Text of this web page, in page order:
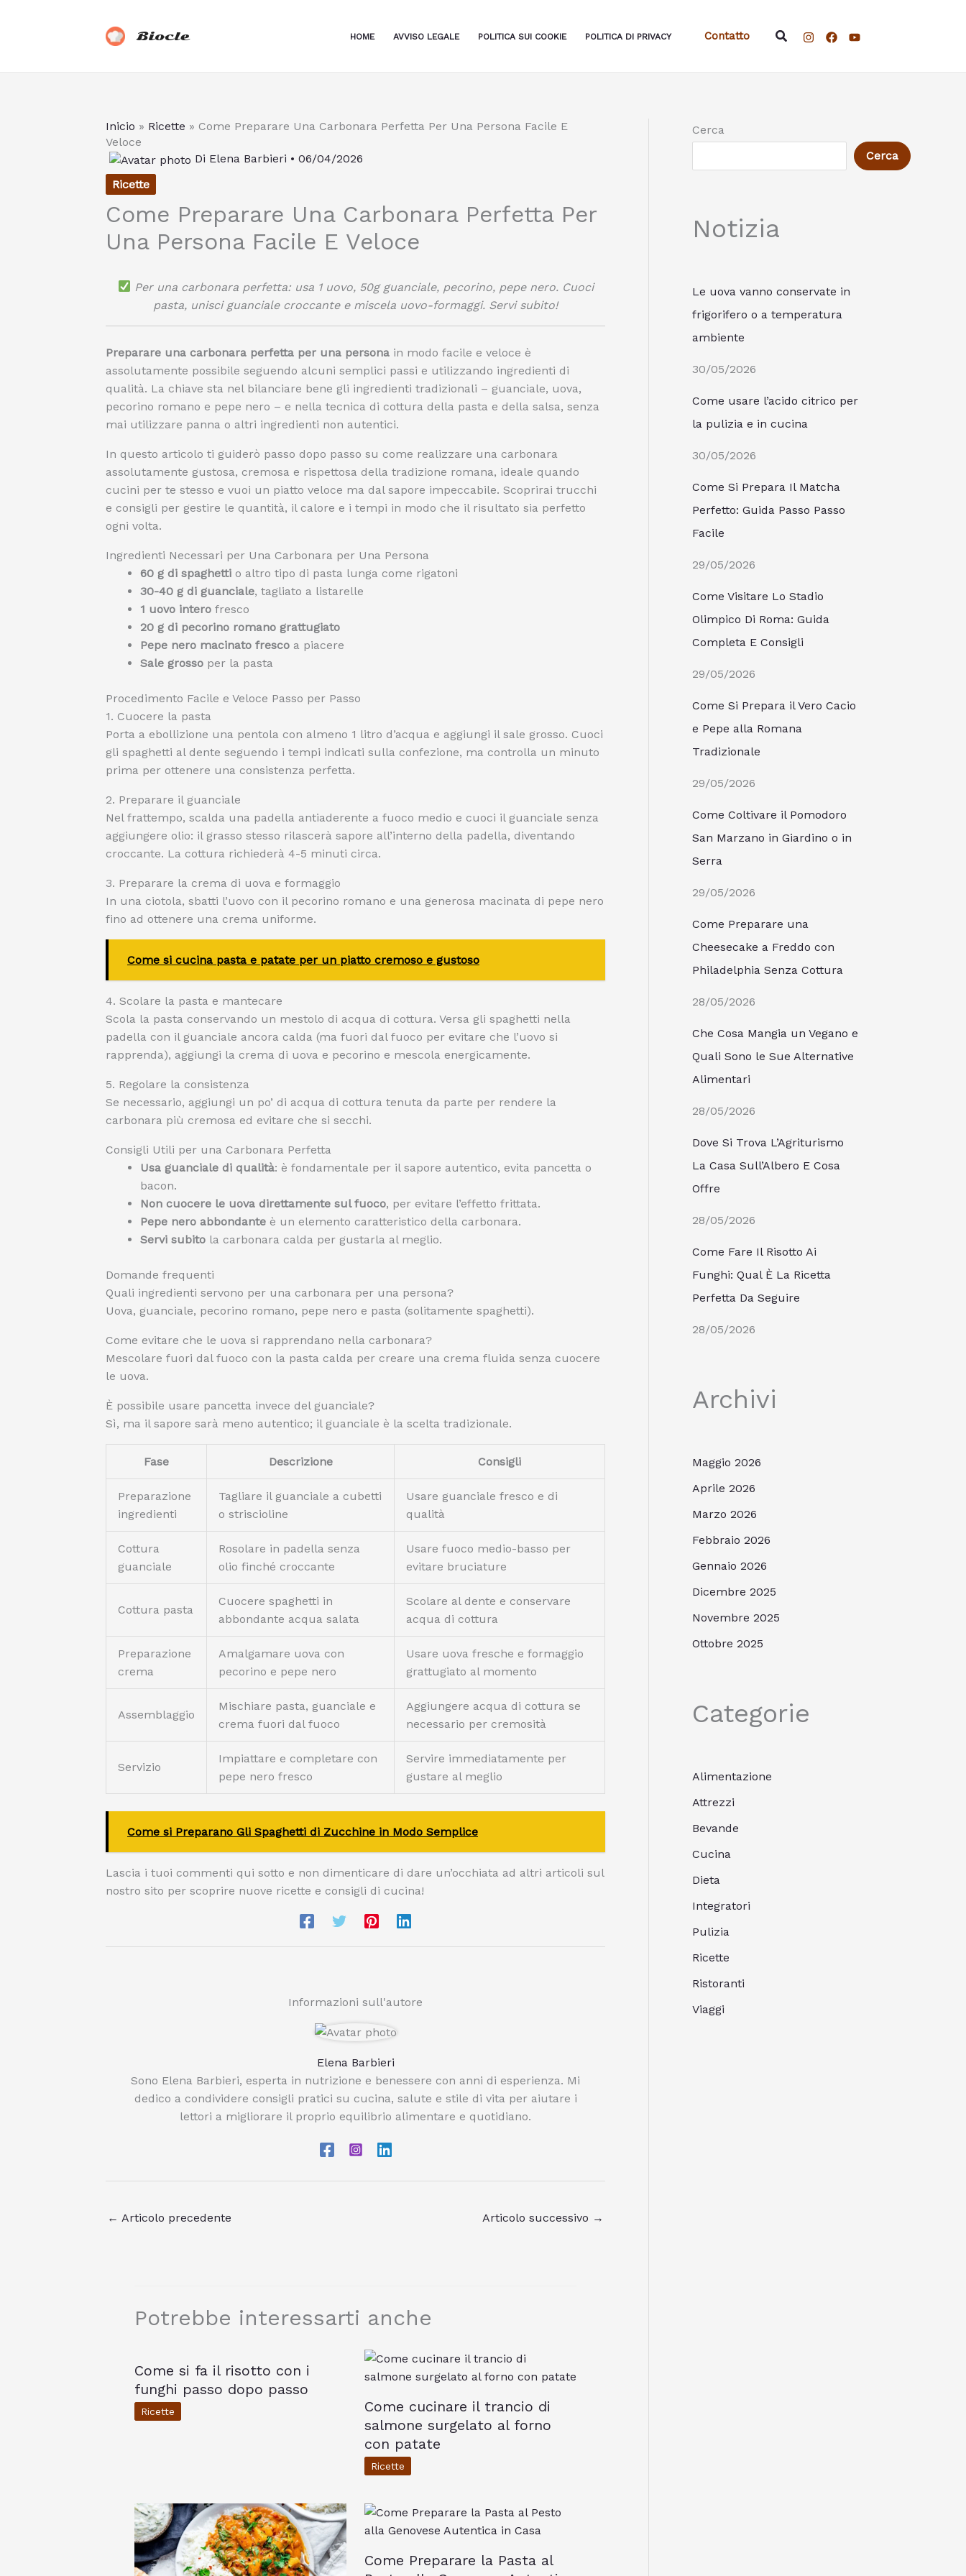
Biocle HOME AVVISO LEGALE POLITICA SUI COOKIE POLITICA DI PRIVACY Contatto Cerca
Inicio » Ricette » Come Preparare Una Carbonara Perfetta Per Una Persona Facile E
Veloce
Di Elena Barbieri • 06/04/2026
Ricette
Come Preparare Una Carbonara Perfetta Per
Una Persona Facile E Veloce
Per una carbonara perfetta: usa 1 uovo, 50g guanciale, pecorino, pepe nero. Cuoci
pasta, unisci guanciale croccante e miscela uovo-formaggi. Servi subito!
Preparare una carbonara perfetta per una persona in modo facile e veloce è
assolutamente possibile seguendo alcuni semplici passi e utilizzando ingredienti di
qualità. La chiave sta nel bilanciare bene gli ingredienti tradizionali – guanciale, uova,
pecorino romano e pepe nero – e nella tecnica di cottura della pasta e della salsa, senza
mai utilizzare panna o altri ingredienti non autentici.
In questo articolo ti guiderò passo dopo passo su come realizzare una carbonara
assolutamente gustosa, cremosa e rispettosa della tradizione romana, ideale quando
cucini per te stesso e vuoi un piatto veloce ma dal sapore impeccabile. Scoprirai trucchi
e consigli per gestire le quantità, il calore e i tempi in modo che il risultato sia perfetto
ogni volta.
Ingredienti Necessari per Una Carbonara per Una Persona
60 g di spaghetti o altro tipo di pasta lunga come rigatoni
30-40 g di guanciale, tagliato a listarelle
1 uovo intero fresco
20 g di pecorino romano grattugiato
Pepe nero macinato fresco a piacere
Sale grosso per la pasta
Procedimento Facile e Veloce Passo per Passo
1. Cuocere la pasta
Porta a ebollizione una pentola con almeno 1 litro d’acqua e aggiungi il sale grosso. Cuoci
gli spaghetti al dente seguendo i tempi indicati sulla confezione, ma controlla un minuto
prima per ottenere una consistenza perfetta.
2. Preparare il guanciale
Nel frattempo, scalda una padella antiaderente a fuoco medio e cuoci il guanciale senza
aggiungere olio: il grasso stesso rilascerà sapore all’interno della padella, diventando
croccante. La cottura richiederà 4-5 minuti circa.
3. Preparare la crema di uova e formaggio
In una ciotola, sbatti l’uovo con il pecorino romano e una generosa macinata di pepe nero
fino ad ottenere una crema uniforme.
Come si cucina pasta e patate per un piatto cremoso e gustoso
4. Scolare la pasta e mantecare
Scola la pasta conservando un mestolo di acqua di cottura. Versa gli spaghetti nella
padella con il guanciale ancora calda (ma fuori dal fuoco per evitare che l’uovo si
rapprenda), aggiungi la crema di uova e pecorino e mescola energicamente.
5. Regolare la consistenza
Se necessario, aggiungi un po’ di acqua di cottura tenuta da parte per rendere la
carbonara più cremosa ed evitare che si secchi.
Consigli Utili per una Carbonara Perfetta
Usa guanciale di qualità: è fondamentale per il sapore autentico, evita pancetta o
bacon.
Non cuocere le uova direttamente sul fuoco, per evitare l’effetto frittata.
Pepe nero abbondante è un elemento caratteristico della carbonara.
Servi subito la carbonara calda per gustarla al meglio.
Domande frequenti
Quali ingredienti servono per una carbonara per una persona?
Uova, guanciale, pecorino romano, pepe nero e pasta (solitamente spaghetti).
Come evitare che le uova si rapprendano nella carbonara?
Mescolare fuori dal fuoco con la pasta calda per creare una crema fluida senza cuocere
le uova.
È possibile usare pancetta invece del guanciale?
Sì, ma il sapore sarà meno autentico; il guanciale è la scelta tradizionale.
Fase Descrizione Consigli
Preparazione
ingredienti
Tagliare il guanciale a cubetti
o striscioline
Usare guanciale fresco e di
qualità
Cottura
guanciale
Rosolare in padella senza
olio finché croccante
Usare fuoco medio-basso per
evitare bruciature
Cottura pasta
Cuocere spaghetti in
abbondante acqua salata
Scolare al dente e conservare
acqua di cottura
Preparazione
crema
Amalgamare uova con
pecorino e pepe nero
Usare uova fresche e formaggio
grattugiato al momento
Assemblaggio
Mischiare pasta, guanciale e
crema fuori dal fuoco
Aggiungere acqua di cottura se
necessario per cremosità
Servizio
Impiattare e completare con
pepe nero fresco
Servire immediatamente per
gustare al meglio
Come si Preparano Gli Spaghetti di Zucchine in Modo Semplice
Lascia i tuoi commenti qui sotto e non dimenticare di dare un’occhiata ad altri articoli sul
nostro sito per scoprire nuove ricette e consigli di cucina!
Informazioni sull'autore
Elena Barbieri
Sono Elena Barbieri, esperta in nutrizione e benessere con anni di esperienza. Mi
dedico a condividere consigli pratici su cucina, salute e stile di vita per aiutare i
lettori a migliorare il proprio equilibrio alimentare e quotidiano.
← Articolo precedente Articolo successivo →
Potrebbe interessarti anche
Come si fa il risotto con i
funghi passo dopo passo
Ricette
Come cucinare il trancio di
salmone surgelato al forno
con patate
Ricette
Come Preparare la Pasta al
Cerca
Cerca
Notizia
Le uova vanno conservate in
frigorifero o a temperatura
ambiente
30/05/2026
Come usare l’acido citrico per
la pulizia e in cucina
30/05/2026
Come Si Prepara Il Matcha
Perfetto: Guida Passo Passo
Facile
29/05/2026
Come Visitare Lo Stadio
Olimpico Di Roma: Guida
Completa E Consigli
29/05/2026
Come Si Prepara il Vero Cacio
e Pepe alla Romana
Tradizionale
29/05/2026
Come Coltivare il Pomodoro
San Marzano in Giardino o in
Serra
29/05/2026
Come Preparare una
Cheesecake a Freddo con
Philadelphia Senza Cottura
28/05/2026
Che Cosa Mangia un Vegano e
Quali Sono le Sue Alternative
Alimentari
28/05/2026
Dove Si Trova L’Agriturismo
La Casa Sull’Albero E Cosa
Offre
28/05/2026
Come Fare Il Risotto Ai
Funghi: Qual È La Ricetta
Perfetta Da Seguire
28/05/2026
Archivi
Maggio 2026
Aprile 2026
Marzo 2026
Febbraio 2026
Gennaio 2026
Dicembre 2025
Novembre 2025
Ottobre 2025
Categorie
Alimentazione
Attrezzi
Bevande
Cucina
Dieta
Integratori
Pulizia
Ricette
Ristoranti
Viaggi